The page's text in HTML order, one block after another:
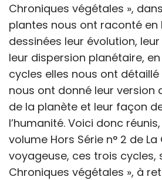
Chroniques végétales »,
plantes nous ont raconté en
dessinées leur évolution,
leur dispersion planétaire,
cycles elles nous ont
nous ont donné leur version
de la planète et leur façon
l’humanité. Voici donc
volume Hors Série n° 2 de
voyageuse, ces trois cycles,
Chroniques végétales », à